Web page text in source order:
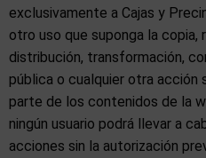
exclusivamente a Cajas y
otro uso que suponga la copia,
distribución, transformación,
pública o cualquier otra acción
parte de los contenidos de la
ningún usuario podrá llevar a
acciones sin la autorización